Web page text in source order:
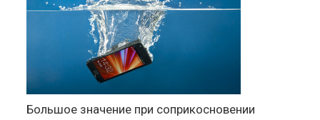
Большое значение при соприкосновении